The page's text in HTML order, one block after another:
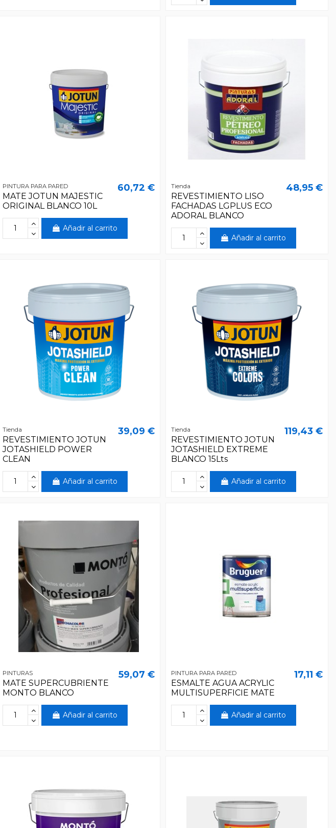
PINTURA PARA PARED
MATE JOTUN MAJESTIC
ORIGINAL BLANCO 10L
60,72 €
Añadir al carrito
Tienda
REVESTIMIENTO LISO
FACHADAS LGPLUS ECO
ADORAL BLANCO
48,95 €
Añadir al carrito
Tienda
REVESTIMIENTO JOTUN
JOTASHIELD POWER
CLEAN
39,09 €
Añadir al carrito
Tienda
REVESTIMIENTO JOTUN
JOTASHIELD EXTREME
BLANCO 15Lts
119,43 €
Añadir al carrito
PINTURAS
MATE SUPERCUBRIENTE
MONTO BLANCO
59,07 €
Añadir al carrito
PINTURA PARA PARED
ESMALTE AGUA ACRYLIC
MULTISUPERFICIE MATE
17,11 €
Añadir al carrito